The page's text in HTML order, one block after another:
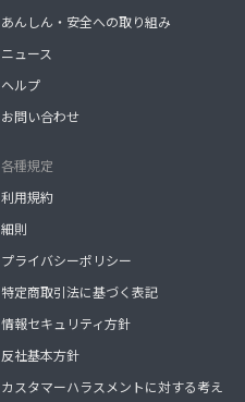
あんしん・安全への取り組み
ニュース
ヘルプ
お問い合わせ
各種規定
利用規約
細則
プライバシーポリシー
特定商取引法に基づく表記
情報セキュリティ方針
反社基本方針
カスタマーハラスメントに対する考え